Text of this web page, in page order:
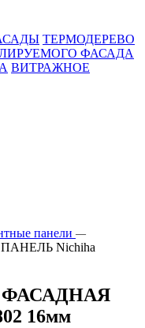
ТЕРМОДЕРЕВО
ФАСАДА
ВИТРАЖНОЕ
панели —
Nichiha
16мм